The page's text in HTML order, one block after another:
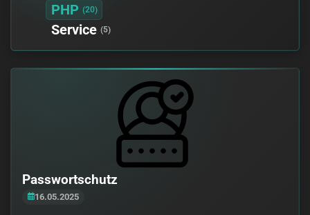
PHP (20)
Service (5)
Passwortschutz
16.05.2025